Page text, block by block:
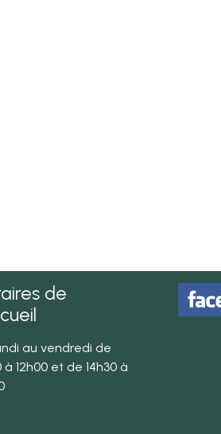
de
au vendredi de
à 12h00 et de 14h30 à